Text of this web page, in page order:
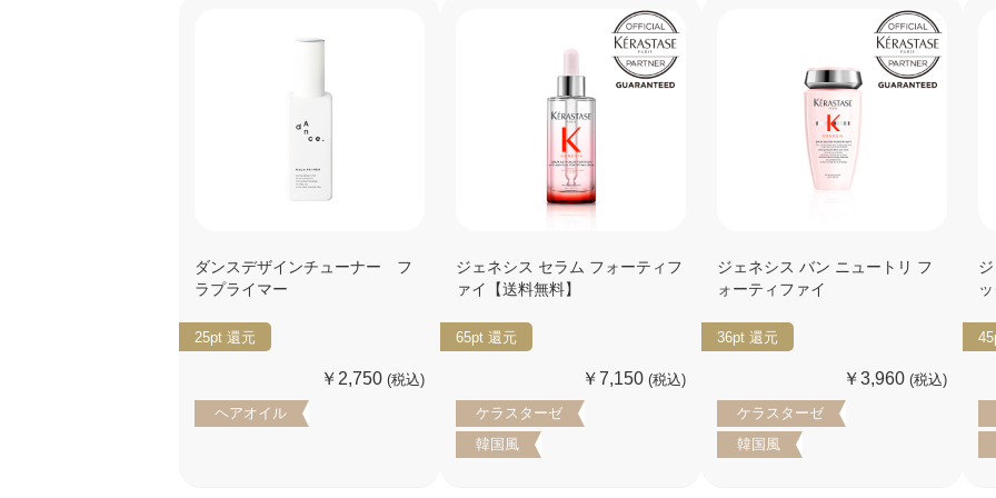
ダンスデザインチューナー フ
ラプライマー
25pt 還元
￥2,750 (税込)
ヘアオイル
ジェネシス セラム フォーティフ
ァイ【送料無料】
65pt 還元
￥7,150(税込)
ケラスターゼ
韓国風
ジェネシス バン ニュートリ フ
ォーティファイ
36pt 還元
￥3,960(税込)
ケラスターゼ
韓国風